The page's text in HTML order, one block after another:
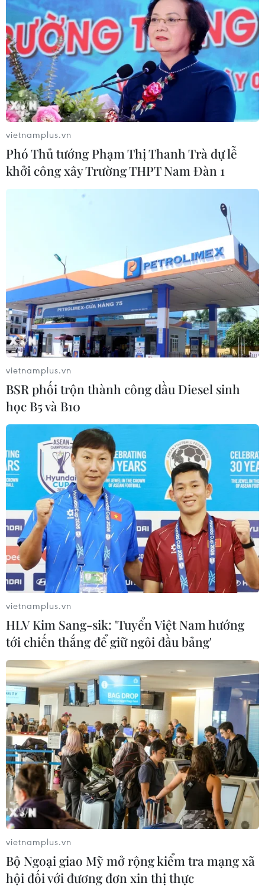
vietnamplus.vn
Phó Thủ tướng Phạm Thị Thanh Trà dự lễ
khởi công xây Trường THPT Nam Đàn 1
vietnamplus.vn
BSR phối trộn thành công dầu Diesel sinh
học B5 và B10
vietnamplus.vn
HLV Kim Sang-sik: 'Tuyển Việt Nam hướng
tới chiến thắng để giữ ngôi đầu bảng'
vietnamplus.vn
Bộ Ngoại giao Mỹ mở rộng kiểm tra mạng xã
hội đối với đương đơn xin thị thực